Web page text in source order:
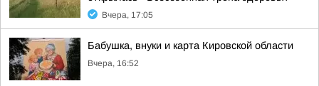
Вчера, 17:05
Бабушка, внуки и карта Кировской области
Вчера, 16:52